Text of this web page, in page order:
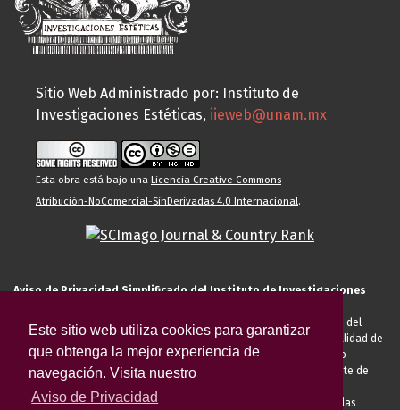
Este sitio web utiliza cookies para garantizar
que obtenga la mejor experiencia de
navegación. Visita nuestro
Aviso de Privacidad
Sitio Web Administrado por: Instituto de
Investigaciones Estéticas, iieweb@unam.mx
Esta obra está bajo una Licencia Creative Commons
Atribución-NoComercial-SinDerivadas 4.0 Internacional.
Aviso de Privacidad Simplificado del Instituto de Investigaciones
El Instituto de Investigaciones Estéticas de la UNAM, es responsable del
tratamiento de sus datos personales para el registro de usted en calidad de
alumno, docente, personal de la entidad académica, conferencista o
invitado externo (nacional o extranjero), visitante, proveedor o cliente de
anteriormente descritas u otras aquellas exigidas legalmente o por las